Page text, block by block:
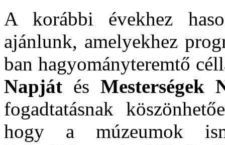
A korábbi évekhez
ajánlunk, amelyekhez
ban hagyományteremtő
Napját és Mesterségek
fogadtatásnak
hogy a múzeumok